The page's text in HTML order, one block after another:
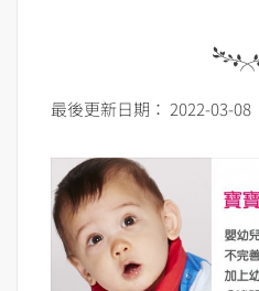
最後更新日期： 2022-03-08